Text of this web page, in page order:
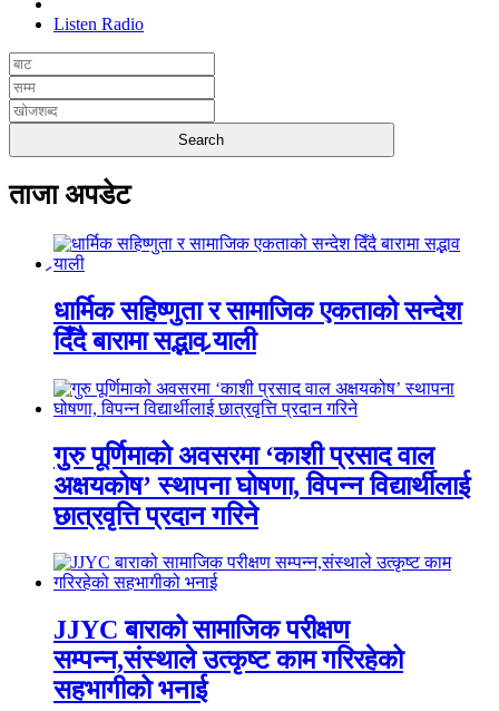
Listen Radio
ताजा अपडेट
धार्मिक सहिष्णुता र सामाजिक एकताको सन्देश
दिँदै बारामा सद्भाव र्‍याली
गुरु पूर्णिमाको अवसरमा ‘काशी प्रसाद वाल
अक्षयकोष’ स्थापना घोषणा, विपन्न विद्यार्थीलाई
छात्रवृत्ति प्रदान गरिने
JJYC बाराको सामाजिक परीक्षण
सम्पन्न,संस्थाले उत्कृष्ट काम गरिरहेको
सहभागीको भनाई